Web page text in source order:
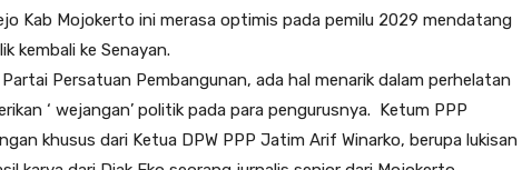
Kab Mojokerto ini merasa optimis pada pemilu 2029 mendatang
kembali ke Senayan.
Persatuan Pembangunan, ada hal menarik dalam perhelatan
‘ wejangan’ politik pada para pengurusnya. Ketum PPP
khusus dari Ketua DPW PPP Jatim Arif Winarko, berupa lukisan